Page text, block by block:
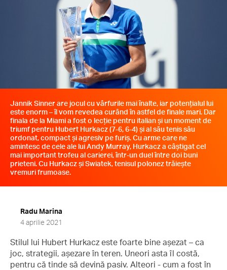
Jannik Sinner are jocul cu vârfurile mai înalte, iar potențialul lui
este enorm – îl vom revedea curând în astfel de finale mari. Dar
finala de la Miami a fost o lecție pentru italian și un moment de
triumf pentru Hubert Hurkacz (7-6, 6-4) și al său tenis său
ordonat, compact și agresiv pe furiș. Cu arme care ne
amintesc de cele ale lui Andy Murray, Hurkacz a câștigat cel
mai important trofeu al carierei, într-un duel între doi buni
prieteni. Cu Hurkacz și Swiatek, tenisul polonez trăiește
vremuri frumoase.
Radu Marina
4 aprilie 2021
Stilul lui Hubert Hurkacz este foarte bine așezat – ca
joc, strategii, așezare în teren. Uneori asta îl costă,
pentru că tinde să devină pasiv. Alteori - cum a fost în